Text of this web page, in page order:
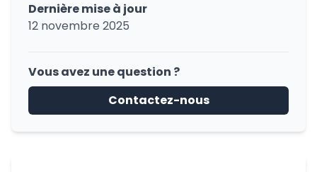
Dernière mise à jour
12 novembre 2025
Vous avez une question ?
Contactez-nous